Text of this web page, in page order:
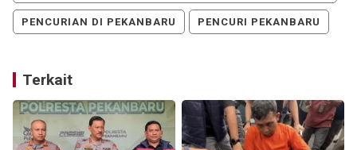
PENCURIAN DI PEKANBARU PENCURI PEKANBARU
Terkait